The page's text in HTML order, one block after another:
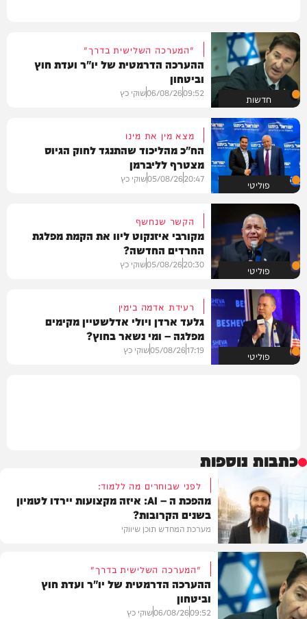
חדשות
"המערכה השלישית בדרך"
ההערכה הדרמטית של יו"ר ועדת חוץ
וביטחון
09:52
06/08/26שוקי כץ
פוליטי
מצא מין את מינו
הח"כ מהליכוד שהתנגד לחוק הגיוס
מצטרף לליברמן
20:47
05/08/26שוקי כץ
פוליטי
הקשר שנחשף
מקורבי איזנקוט ליוו את הקמת מפלגת
החרדים החדשה?
20:30
05/08/26שוקי כץ
פוליטי
רעידת אדמה בימין
גלעד ארדן ויולי אדלשטיין מקימים
מפלגה – ומי נשאר בחוץ?
17:19
05/08/26שוקי כץ
כתבות נוספות
תוכן שיווקי
לפני שבוחרים מה ללמוד:
מהפכת ה – AI: איזה מקצועות יירדו לטמיון
בשנים הקרובות?
מערכת המחדש תוכן שיווקי
"המערכה השלישית בדרך"
ההערכה הדרמטית של יו"ר ועדת חוץ
וביטחון
09:52
06/08/26שוקי כץ